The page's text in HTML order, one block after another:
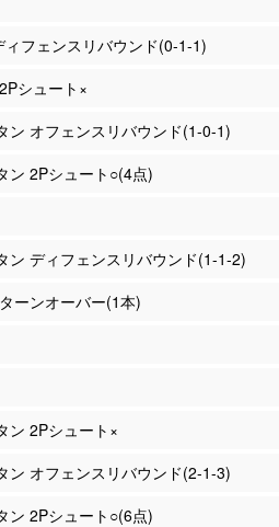
ィフェンスリバウンド(0-1-1)
シュート×
ン オフェンスリバウンド(1-0-1)
ン 2Pシュート○(4点)
ン ディフェンスリバウンド(1-1-2)
ーンオーバー(1本)
ン 2Pシュート×
ン オフェンスリバウンド(2-1-3)
ン 2Pシュート○(6点)